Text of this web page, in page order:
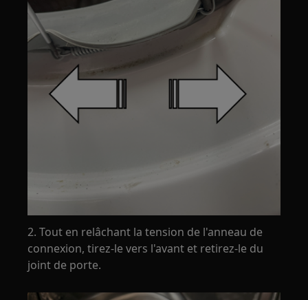
2. Tout en relâchant la tension de l'anneau de
connexion, tirez-le vers l'avant et retirez-le du
joint de porte.